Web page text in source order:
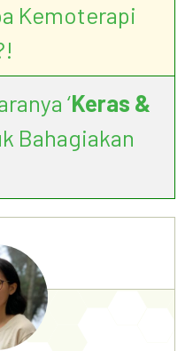
Kemoterapi
‘Keras &
Bahagiakan